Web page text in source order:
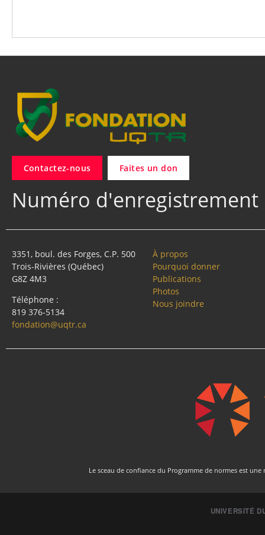
Contactez-nous Faites un don
Numéro
3351, boul. des Forges, C.P. 500
Trois-Rivières (Québec)
G8Z 4M3
Téléphone :
819 376-5134
fondation@uqtr.ca
À propos
Pourquoi donner
Publications
Photos
Nous joindre
Le sceau de confiance du Programme de normes est
UNIVERSITÉ